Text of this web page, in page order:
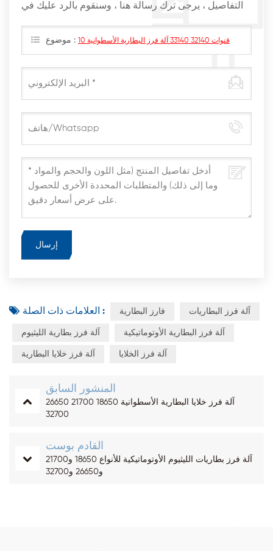
التفاصيل ، يرجى ترك رسالة هنا ، وسنقوم بالرد عليك في
موضوع : 10 قنوات 32140 33140 آلة فرز البطارية الأسطوانية
العلامات ذات الصلة : فارز البطارية آلة فرز البطاريات
آلة فرز بطارية الليثيوم آلة فرز البطارية الأوتوماتيكية
آلة فرز خلايا البطارية آلة فرز الخلايا
المنشور السابق
آلة فرز خلايا البطارية الأسطوانية 18650 21700 26650
32700
القادم بوست
آلة فرز بطاريات الليثيوم الأوتوماتيكية للأنواع 18650 و21700
و26650 و32700